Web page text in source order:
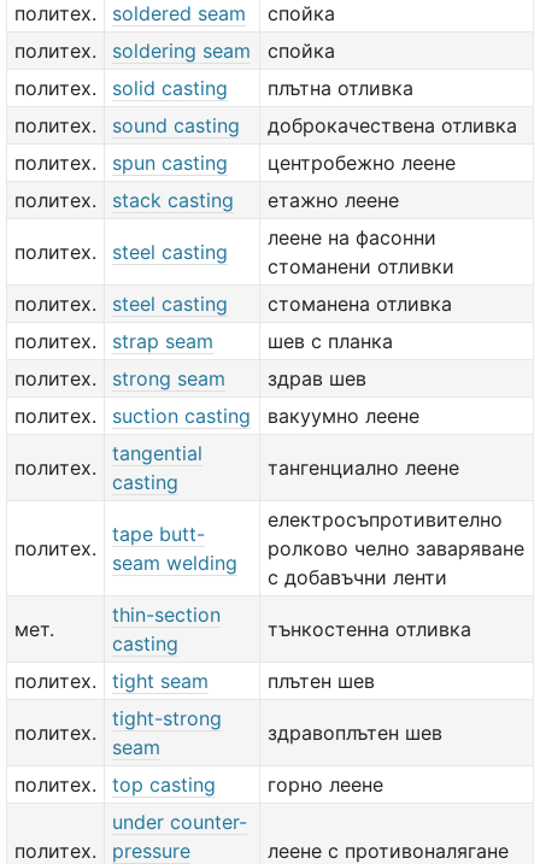
политех.
soldered seam
спойка
политех.
soldering seam
спойка
политех.
solid casting
плътна отливка
политех.
sound casting
доброкачествена отливка
политех.
spun casting
центробежно леене
политех.
stack casting етажно леене
политех. steel casting
леене на фасонни
стоманени отливки
политех.
steel casting
стоманена отливка
политех.
strap seam
шев с планка
политех.
strong seam
здрав шев
политех.
suction casting вакуумно леене
политех.
tangential
casting
тангенциално леене
политех.
tape butt-
seam welding
електросъпротивително
ролково челно заваряване
с добавъчни ленти
мет.
thin-section
casting
тънкостенна отливка
политех. tight seam плътен шев
политех.
tight-strong
seam
здравоплътен шев
политех. top casting горно леене
политех.
under counter-
pressure
леене с противоналягане